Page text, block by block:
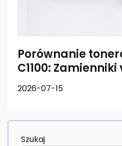
Porównanie
C1100:
2026-07-15
Szukaj